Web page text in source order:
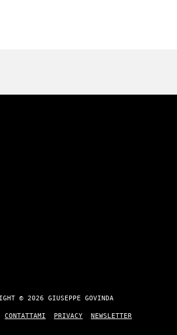
© 2026 GIUSEPPE GOVINDA
CONTATTAMI PRIVACY NEWSLETTER